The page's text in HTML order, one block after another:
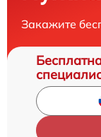
Закажите